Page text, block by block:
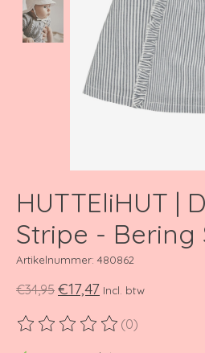
HUTTEliHUT |
Stripe - Bering
Artikelnummer: 480862
€34,95 €17,47 Incl. btw
De beoordeling van dit product
(0)